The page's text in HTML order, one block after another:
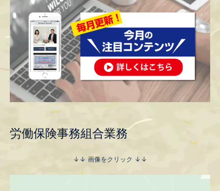
労働保険事務組合業務
↓↓ 画像をクリック ↓↓